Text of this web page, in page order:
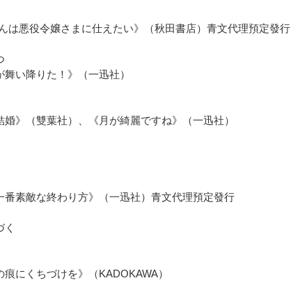
は悪役令嬢さまに仕えたい》（秋田書店）青文代理預定發行
い降りた！》（一迅社）
》（雙葉社）、《月が綺麗ですね》（一迅社）
番素敵な終わり方》（一迅社）青文代理預定發行
にくちづけを》（KADOKAWA）